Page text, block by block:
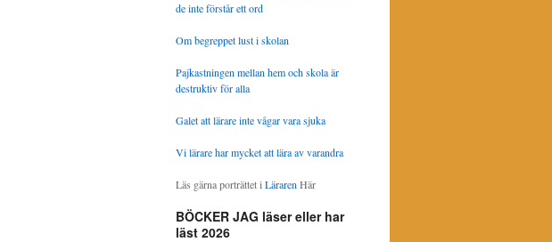
de inte förstår ett ord
Om begreppet lust i skolan
Pajkastningen mellan hem och skola är
destruktiv för alla
Galet att lärare inte vågar vara sjuka
Vi lärare har mycket att lära av varandra
Läs gärna porträttet i Läraren Här
BÖCKER JAG läser eller har
läst 2026